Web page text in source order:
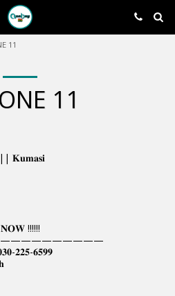
11
11
|| 𝐊𝐮𝐦𝐚𝐬𝐢
!!!!!!
𝟐𝟐𝟓-𝟔𝟓𝟗𝟗